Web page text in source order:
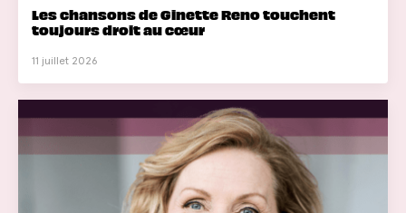
Les chansons de Ginette Reno touchent
toujours droit au cœur
11 juillet 2026